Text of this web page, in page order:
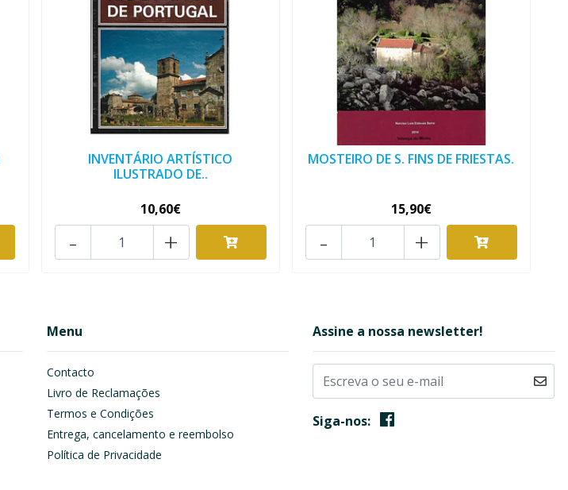
INVENTÁRIO ARTÍSTICO
ILUSTRADO DE..
10,60€
+
-
MOSTEIRO DE S. FINS DE FRIESTAS.
15,90€
+
-
Menu
Contacto
Livro de Reclamações
Termos e Condições
Entrega, cancelamento e reembolso
Política de Privacidade
Assine a nossa newsletter!
Siga-nos: